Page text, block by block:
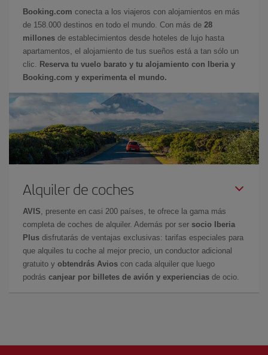
Booking.com conecta a los viajeros con alojamientos en más
de 158.000 destinos en todo el mundo. Con más de 28
millones de establecimientos desde hoteles de lujo hasta
apartamentos, el alojamiento de tus sueños está a tan sólo un
clic.
Reserva tu vuelo barato y tu alojamiento con Iberia y
Booking.com y experimenta el mundo.
Alquiler de coches
AVIS , presente en casi 200 países, te ofrece la gama más
completa de coches de alquiler. Además por ser socio Iberia
Plus disfrutarás de ventajas exclusivas: tarifas especiales para
que alquiles tu coche al mejor precio, un conductor adicional
gratuito y obtendrás Avios con cada alquiler que luego
podrás canjear por billetes de avión y experiencias de ocio.